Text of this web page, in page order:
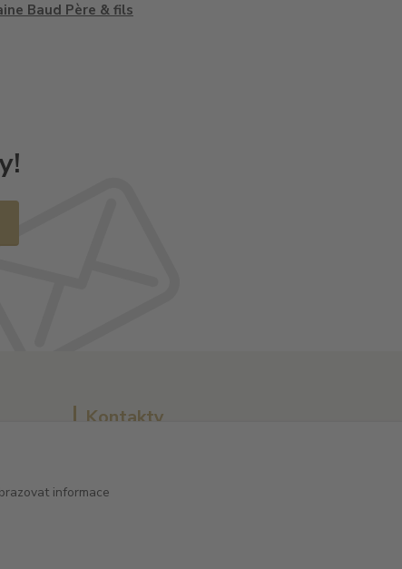
Baud Père & fils
Kontakty
informace